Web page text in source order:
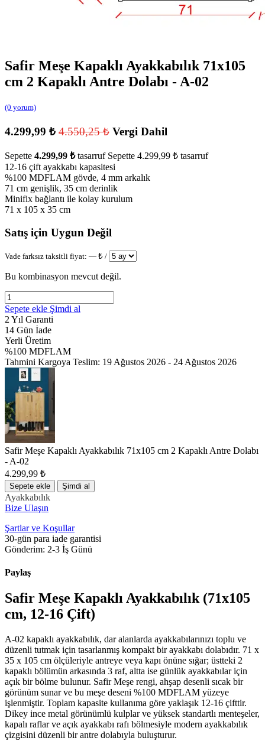
Safir Meşe Kapaklı Ayakkabılık 71x105
cm 2 Kapaklı Antre Dolabı - A-02
(0 yorum)
4.299,99 ₺ 4.550,25₺ Vergi Dahil
Sepette 4.299,99 ₺ tasarruf Sepette 4.299,99 ₺ tasarruf
12-16 çift ayakkabı kapasitesi
%100 MDFLAM gövde, 4 mm arkalık
71 cm genişlik, 35 cm derinlik
Minifix bağlantı ile kolay kurulum
71 x 105 x 35 cm
Satış için Uygun Değil
Vade farksız taksitli fiyat: — ₺ /
Bu kombinasyon mevcut değil.
Sepete ekle Şimdi al
2 Yıl Garanti
14 Gün İade
Yerli Üretim
%100 MDFLAM
Tahmini Kargoya Teslim: 19 Ağustos 2026 - 24 Ağustos 2026
Safir Meşe Kapaklı Ayakkabılık 71x105 cm 2 Kapaklı Antre Dolabı
- A-02
4.299,99 ₺
Sepete ekle Şimdi al
Ayakkabılık
Bize Ulaşın
Şartlar ve Koşullar
30-gün para iade garantisi
Gönderim: 2-3 İş Günü
Paylaş
Safir Meşe Kapaklı Ayakkabılık (71x105
cm, 12-16 Çift)
A-02 kapaklı ayakkabılık, dar alanlarda ayakkabılarınızı toplu ve
düzenli tutmak için tasarlanmış kompakt bir ayakkabı dolabıdır. 71 x
35 x 105 cm ölçüleriyle antreye veya kapı önüne sığar; üstteki 2
kapaklı bölümün arkasında 3 raf, altta ise günlük ayakkabılar için
açık bir bölme bulunur. Safir Meşe rengi, ahşap desenli sıcak bir
görünüm sunar ve bu meşe deseni %100 MDFLAM yüzeye
işlenmiştir. Toplam kapasite kullanıma göre yaklaşık 12-16 çifttir.
Dikey ince metal görünümlü kulplar ve yüksek standartlı menteşeler,
kapalı raflar ve açık ayakkabı rafı bölmesiyle modern ayakkabılık
çizgisini düzenli bir antre dolabıyla buluşturur.